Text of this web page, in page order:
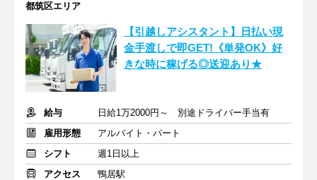
都筑区エリア
【引越しアシスタント】日払い現
金手渡しで即GET!《単発OK》好
きな時に稼げる◎送迎あり★
給与
日給1万2000円～ 別途ドライバー手当有
雇用形態
アルバイト・パート
シフト
週1日以上
アクセス
鴨居駅